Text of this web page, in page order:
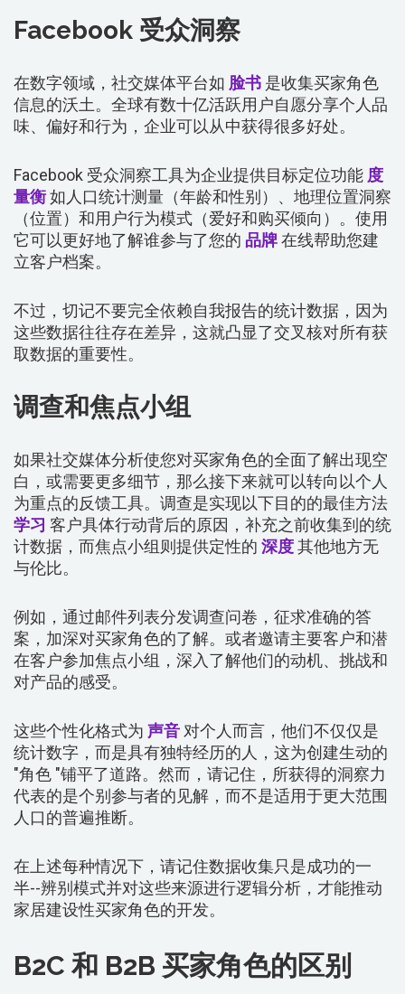
Facebook 受众洞察
在数字领域，社交媒体平台如 脸书 是收集买家角色
信息的沃土。全球有数十亿活跃用户自愿分享个人品
味、偏好和行为，企业可以从中获得很多好处。
Facebook 受众洞察工具为企业提供目标定位功能 度
量衡如人口统计测量（年龄和性别）、地理位置洞察
（位置）和用户行为模式（爱好和购买倾向）。使用
它可以更好地了解谁参与了您的 品牌在线帮助您建
立客户档案。
不过，切记不要完全依赖自我报告的统计数据，因为
这些数据往往存在差异，这就凸显了交叉核对所有获
取数据的重要性。
调查和焦点小组
如果社交媒体分析使您对买家角色的全面了解出现空
白，或需要更多细节，那么接下来就可以转向以个人
为重点的反馈工具。调查是实现以下目的的最佳方法
学习 客户具体行动背后的原因，补充之前收集到的统
计数据，而焦点小组则提供定性的 深度其他地方无
与伦比。
例如，通过邮件列表分发调查问卷，征求准确的答
案，加深对买家角色的了解。或者邀请主要客户和潜
在客户参加焦点小组，深入了解他们的动机、挑战和
对产品的感受。
这些个性化格式为 声音 对个人而言，他们不仅仅是
统计数字，而是具有独特经历的人，这为创建生动的
"角色 "铺平了道路。然而，请记住，所获得的洞察力
代表的是个别参与者的见解，而不是适用于更大范围
人口的普遍推断。
在上述每种情况下，请记住数据收集只是成功的一
半--辨别模式并对这些来源进行逻辑分析，才能推动
家居建设性买家角色的开发。
B2C 和 B2B 买家角色的区别